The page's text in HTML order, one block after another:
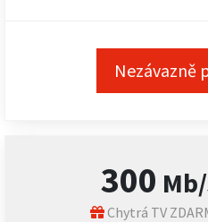
300
Chytrá TV
Nezávazně